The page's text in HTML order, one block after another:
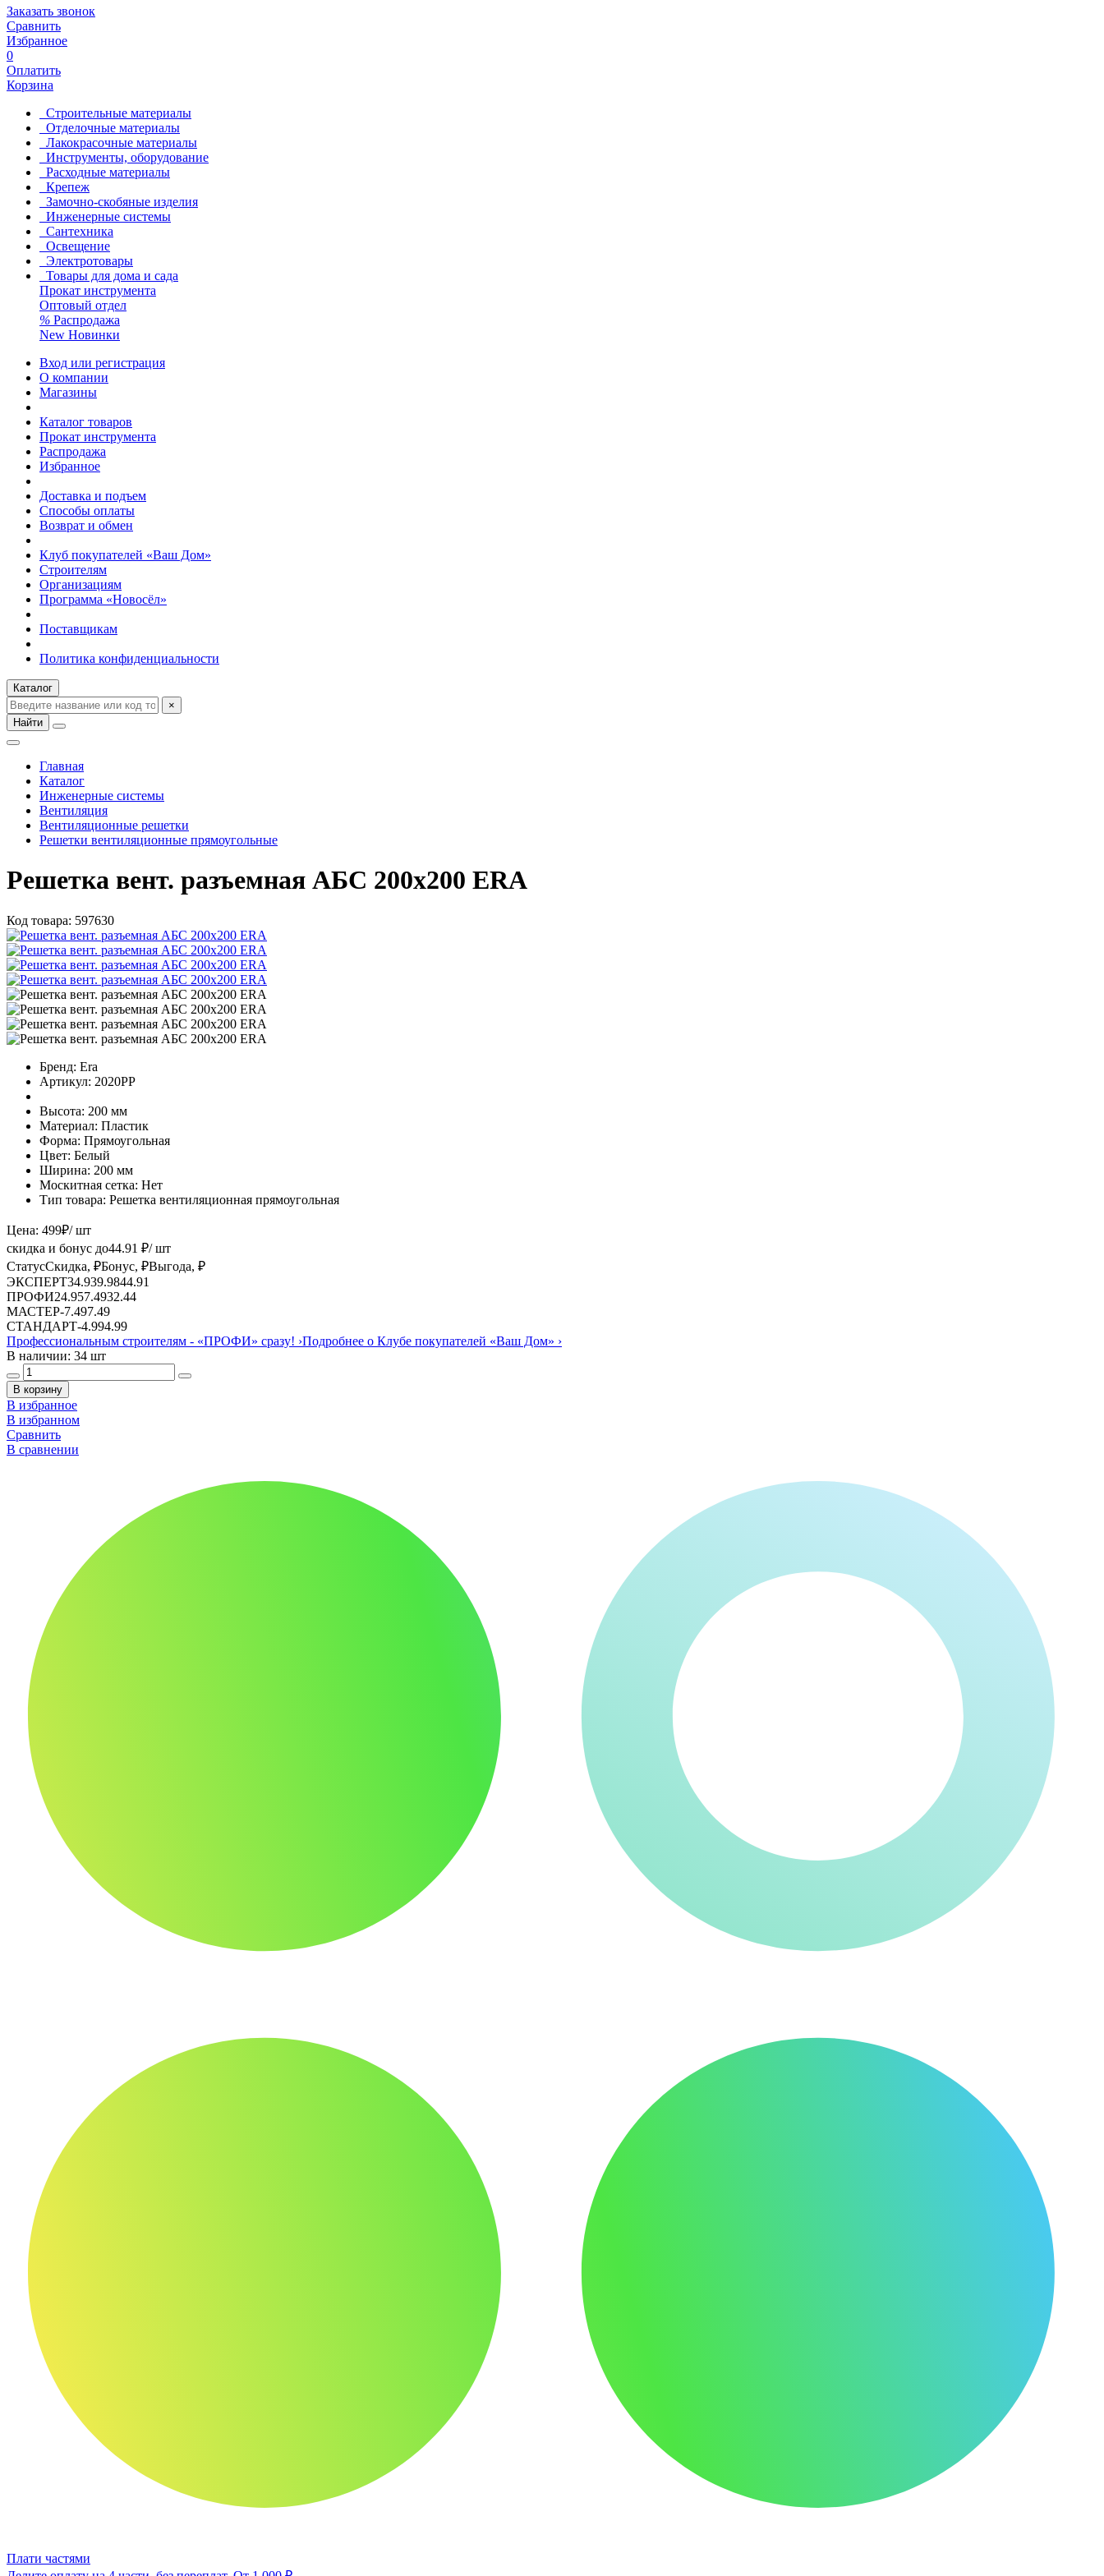
Заказать звонок
Сравнить
Избранное
0
Оплатить
Корзина
Строительные материалы
Отделочные материалы
Лакокрасочные материалы
Инструменты, оборудование
Расходные материалы
Крепеж
Замочно-скобяные изделия
Инженерные системы
Сантехника
Освещение
Электротовары
Товары для дома и сада
Прокат инструмента
Оптовый отдел
% Распродажа
New Новинки
Вход или регистрация
О компании
Магазины
Каталог товаров
Прокат инструмента
Распродажа
Избранное
Доставка и подъем
Способы оплаты
Возврат и обмен
Клуб покупателей «Ваш Дом»
Строителям
Организациям
Программа «Новосёл»
Поставщикам
Политика конфиденциальности
Каталог
×
Найти
Главная
Каталог
Инженерные системы
Вентиляция
Вентиляционные решетки
Решетки вентиляционные прямоугольные
Решетка вент. разъемная АБС 200х200 ERA
Код товара: 597630
Бренд: Era
Артикул: 2020РР
Высота: 200 мм
Материал: Пластик
Форма: Прямоугольная
Цвет: Белый
Ширина: 200 мм
Москитная сетка: Нет
Тип товара: Решетка вентиляционная прямоугольная
Цена: 499₽/ шт
скидка и бонус до44.91 ₽/ шт
СтатусСкидка, ₽Бонус, ₽Выгода, ₽
ЭКСПЕРТ34.939.9844.91
ПРОФИ24.957.4932.44
МАСТЕР-7.497.49
СТАНДАРТ-4.994.99
Профессиональным строителям - «ПРОФИ» сразу! ›Подробнее о Клубе покупателей «Ваш Дом» ›
В наличии: 34 шт
В корзину
В избранное
В избранном
Сравнить
В сравнении
Плати частями